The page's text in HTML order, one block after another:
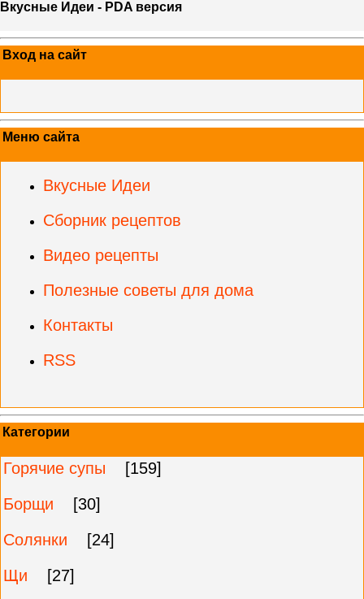
Вкусные Идеи - PDA версия
Вход на сайт
Меню сайта
Вкусные Идеи
Сборник рецептов
Видео рецепты
Полезные советы для дома
Контакты
RSS
Категории
Горячие супы
[159]
Борщи
[30]
Солянки
[24]
Щи
[27]